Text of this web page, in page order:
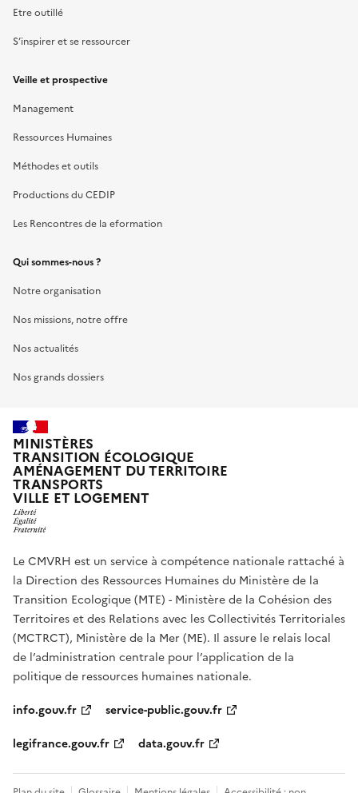
Etre outillé
S’inspirer et se ressourcer
Veille et prospective
Management
Ressources Humaines
Méthodes et outils
Productions du CEDIP
Les Rencontres de la eformation
Qui sommes-nous ?
Notre organisation
Nos missions, notre offre
Nos actualités
Nos grands dossiers
MINISTÈRES
TRANSITION ÉCOLOGIQUE
AMÉNAGEMENT DU TERRITOIRE
TRANSPORTS
VILLE ET LOGEMENT
Le CMVRH est un service à compétence nationale rattaché à
la Direction des Ressources Humaines du Ministère de la
Transition Ecologique (MTE) - Ministère de la Cohésion des
Territoires et des Relations avec les Collectivités Territoriales
(MCTRCT), Ministère de la Mer (ME). Il assure le relais local
de l’administration centrale pour l’application de la
politique de ressources humaines nationale.
info.gouv.fr
service-public.gouv.fr
legifrance.gouv.fr
data.gouv.fr